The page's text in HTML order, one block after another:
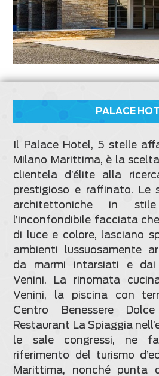
PALACE
Il Palace Hotel, 5 stelle
Milano Marittima, è la
clientela d’élite alla
prestigioso e raffinato. Le
architettoniche in
l’inconfondibile facciata
di luce e colore, lasciano
ambienti lussuosamente
da marmi intarsiati e dai
Venini. La rinomata
Venini, la piscina con
Centro Benessere
Restaurant La Spiaggia
le sale congressi, ne
riferimento del turismo
Marittima, nonché punta